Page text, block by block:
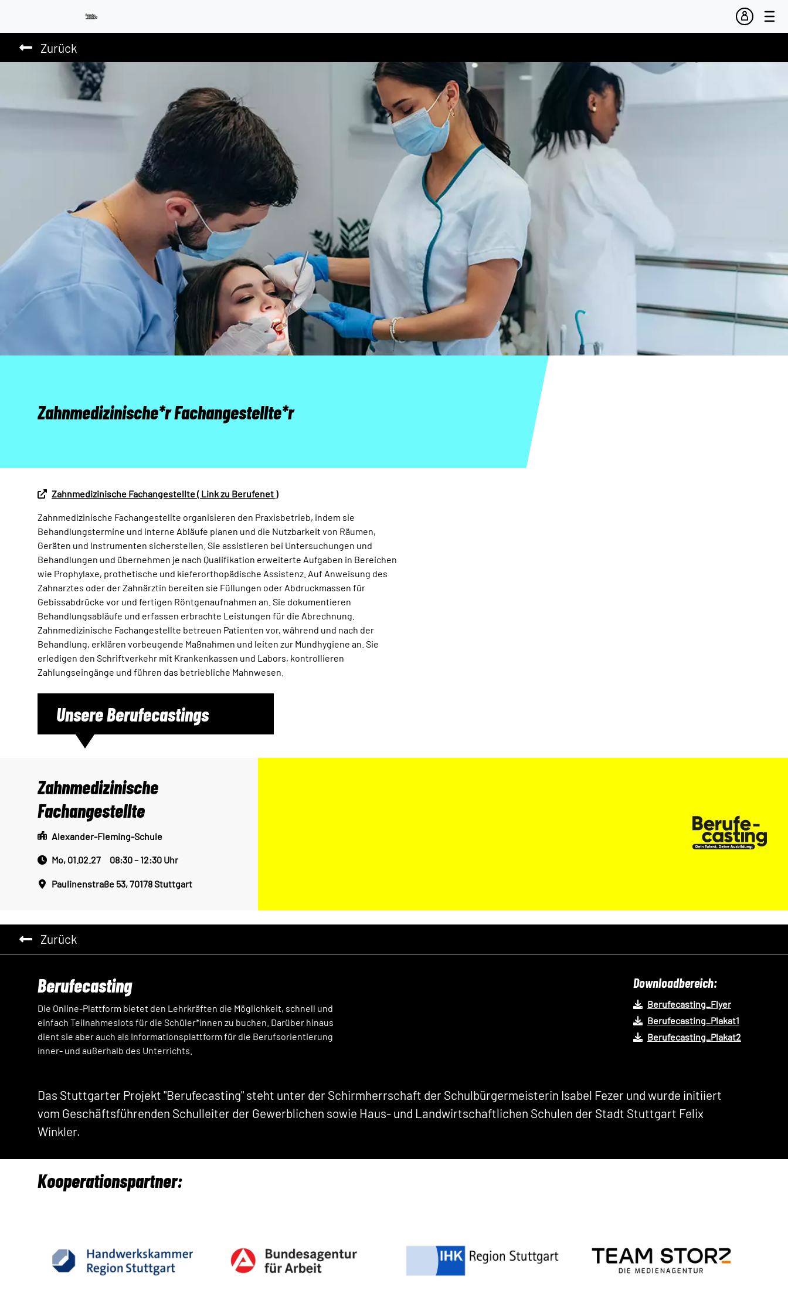
Zurück
Zahnmedizinische*r Fachangestellte*r
Zahnmedizinische Fachangestellte ( Link zu Berufenet )
Zahnmedizinische Fachangestellte organisieren den Praxisbetrieb, indem sie
Behandlungstermine und interne Abläufe planen und die Nutzbarkeit von Räumen,
Geräten und Instrumenten sicherstellen. Sie assistieren bei Untersuchungen und
Behandlungen und übernehmen je nach Qualifikation erweiterte Aufgaben in Bereichen
wie Prophylaxe, prothetische und kieferorthopädische Assistenz. Auf Anweisung des
Zahnarztes oder der Zahnärztin bereiten sie Füllungen oder Abdruckmassen für
Gebissabdrücke vor und fertigen Röntgenaufnahmen an. Sie dokumentieren
Behandlungsabläufe und erfassen erbrachte Leistungen für die Abrechnung.
Zahnmedizinische Fachangestellte betreuen Patienten vor, während und nach der
Behandlung, erklären vorbeugende Maßnahmen und leiten zur Mundhygiene an. Sie
erledigen den Schriftverkehr mit Krankenkassen und Labors, kontrollieren
Zahlungseingänge und führen das betriebliche Mahnwesen.
Unsere Berufecastings
Zahnmedizinische
Fachangestellte
Alexander-Fleming-Schule
Mo, 01.02.27 08:30 – 12:30 Uhr
Paulinenstraße 53, 70178 Stuttgart
Zurück
Berufecasting
Die Online-Plattform bietet den Lehrkräften die Möglichkeit, schnell und
einfach Teilnahmeslots für die Schüler*innen zu buchen. Darüber hinaus
dient sie aber auch als Informationsplattform für die Berufsorientierung
inner- und außerhalb des Unterrichts.
Downloadbereich:
Berufecasting_Flyer
Berufecasting_Plakat1
Berufecasting_Plakat2
Das Stuttgarter Projekt "Berufecasting" steht unter der Schirmherrschaft der Schulbürgermeisterin Isabel Fezer und wurde initiiert
vom Geschäftsführenden Schulleiter der Gewerblichen sowie Haus- und Landwirtschaftlichen Schulen der Stadt Stuttgart Felix
Winkler.
Kooperationspartner: